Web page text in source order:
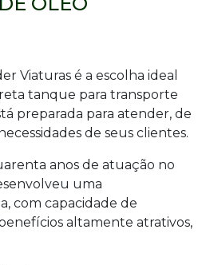
Viaturas é a escolha ideal
tanque para transporte
preparada para atender, de
de seus clientes.
anos de atuação no
uma
com capacidade de
altamente atrativos,